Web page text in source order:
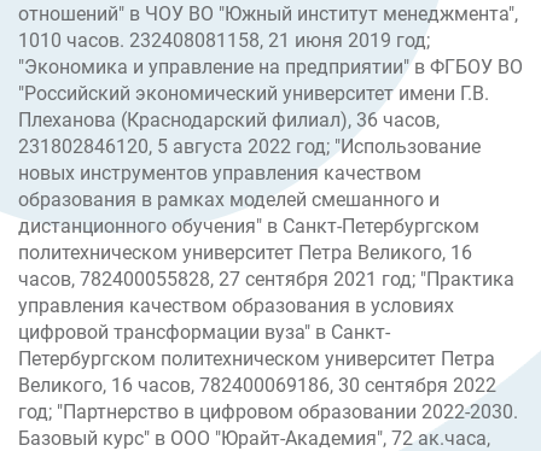
отношений" в ЧОУ ВО "Южный институт менеджмента",
1010 часов. 232408081158, 21 июня 2019 год;
"Экономика и управление на предприятии" в ФГБОУ ВО
"Российский экономический университет имени Г.В.
Плеханова (Краснодарский филиал), 36 часов,
231802846120, 5 августа 2022 год; "Использование
новых инструментов управления качеством
образования в рамках моделей смешанного и
дистанционного обучения" в Санкт-Петербургском
политехническом университет Петра Великого, 16
часов, 782400055828, 27 сентября 2021 год; "Практика
управления качеством образования в условиях
цифровой трансформации вуза" в Санкт-
Петербургском политехническом университет Петра
Великого, 16 часов, 782400069186, 30 сентября 2022
год; "Партнерство в цифровом образовании 2022-2030.
Базовый курс" в ООО "Юрайт-Академия", 72 ак.часа,